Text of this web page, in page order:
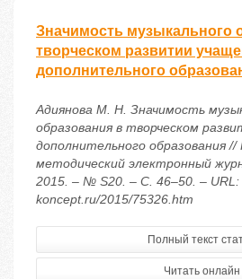
Значимость музыкального
творческом развитии
дополнительного
Адиянова М. Н. Значимость
образования в творческом
дополнительного образования //
методический электронный
2015. – № S20. – С. 46–50. – URL:
koncept.ru/2015/75326.htm
Полный текст
Читать онлайн